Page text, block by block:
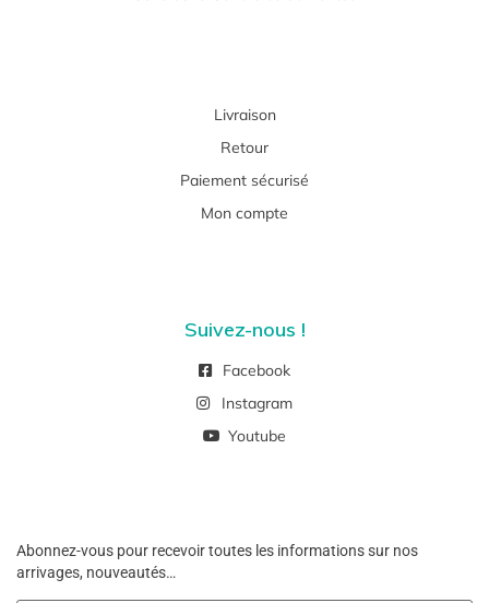
Livraison
Retour
Paiement sécurisé
Mon compte
Suivez-nous !
Facebook
Instagram
Youtube
Abonnez-vous pour recevoir toutes les informations sur nos
arrivages, nouveautés…